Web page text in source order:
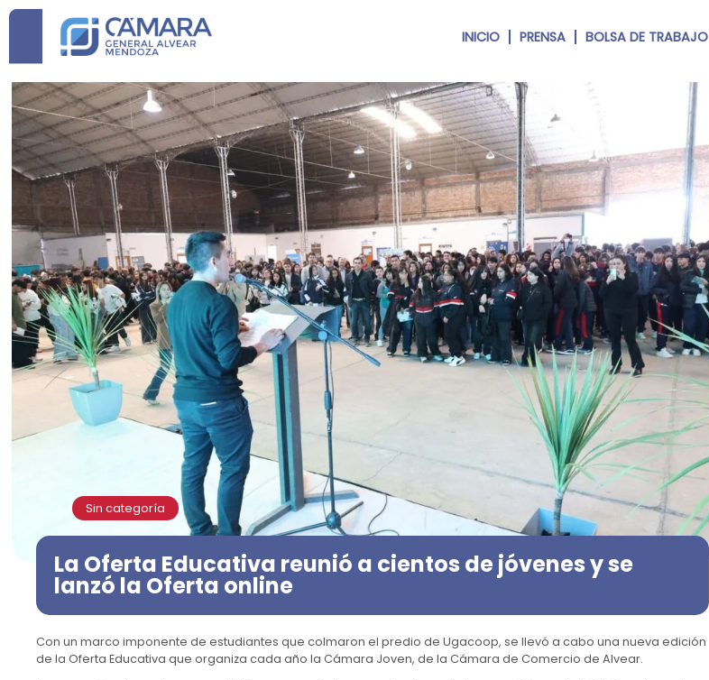
INICIO PRENSA BOLSA DE TRABAJO
Sin categoría
La Oferta Educativa reunió a cientos de jóvenes y se
lanzó la Oferta online
Con un marco imponente de estudiantes que colmaron el predio de Ugacoop, se llevó a cabo una nueva edición
de la Oferta Educativa que organiza cada año la Cámara Joven, de la Cámara de Comercio de Alvear.